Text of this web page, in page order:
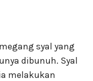
syal yang
dibunuh. Syal
melakukan